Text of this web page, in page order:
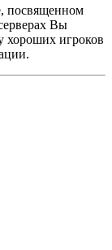
посвященном
Вы
хороших игроков